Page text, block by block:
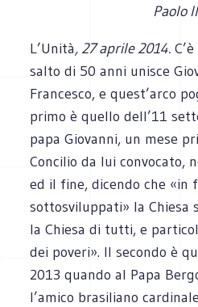
Paolo
L’Unità, 27 aprile 2014.
salto di 50 anni unisce
Francesco, e quest’arco
primo è quello dell’11
papa Giovanni, un mese
Concilio da lui convocato,
ed il fine, dicendo che «in
sottosviluppati» la Chiesa
la Chiesa di tutti, e
dei poveri». Il secondo è
2013 quando al Papa
l’amico brasiliano